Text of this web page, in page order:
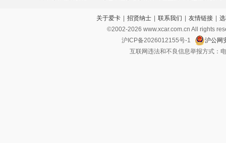
关于爱卡 招贤纳士 联系我们 友情链接
©2002-2026 www.xcar.com.cn All rights
沪ICP备2026012155号-1
沪公网
互联网违法和不良信息举报方式：